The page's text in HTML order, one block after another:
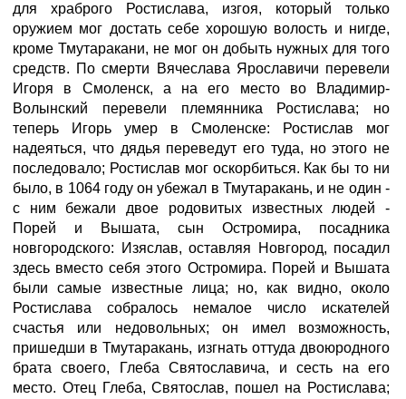
для храброго Ростислава, изгоя, который только
оружием мог достать себе хорошую волость и нигде,
кроме Тмутаракани, не мог он добыть нужных для того
средств. По смерти Вячеслава Ярославичи перевели
Игоря в Смоленск, а на его место во Владимир-
Волынский перевели племянника Ростислава; но
теперь Игорь умер в Смоленске: Ростислав мог
надеяться, что дядья переведут его туда, но этого не
последовало; Ростислав мог оскорбиться. Как бы то ни
было, в 1064 году он убежал в Тмутаракань, и не один -
с ним бежали двое родовитых известных людей -
Порей и Вышата, сын Остромира, посадника
новгородского: Изяслав, оставляя Новгород, посадил
здесь вместо себя этого Остромира. Порей и Вышата
были самые известные лица; но, как видно, около
Ростислава собралось немалое число искателей
счастья или недовольных; он имел возможность,
пришедши в Тмутаракань, изгнать оттуда двоюродного
брата своего, Глеба Святославича, и сесть на его
место. Отец Глеба, Святослав, пошел на Ростислава;